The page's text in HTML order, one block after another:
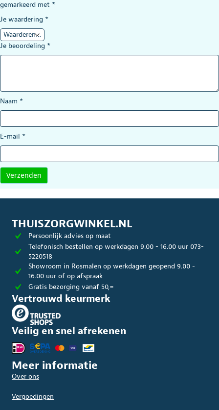
gemarkeerd met *
Je waardering *
Je beoordeling *
Naam *
E-mail *
THUISZORGWINKEL.NL
Persoonlijk advies op maat
Telefonisch bestellen op werkdagen 9.00 - 16.00 uur 073-
5220518
Showroom in Rosmalen op werkdagen geopend 9.00 -
16.00 uur of op afspraak
Gratis bezorging vanaf 50,=
Vertrouwd keurmerk
Veilig en snel afrekenen
Meer informatie
Over ons
Vergoedingen